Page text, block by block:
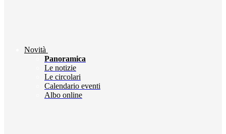
Novità
Panoramica
Le notizie
Le circolari
Calendario eventi
Albo online